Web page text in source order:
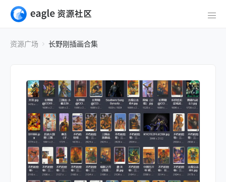
资源广场 长野刚插画合集